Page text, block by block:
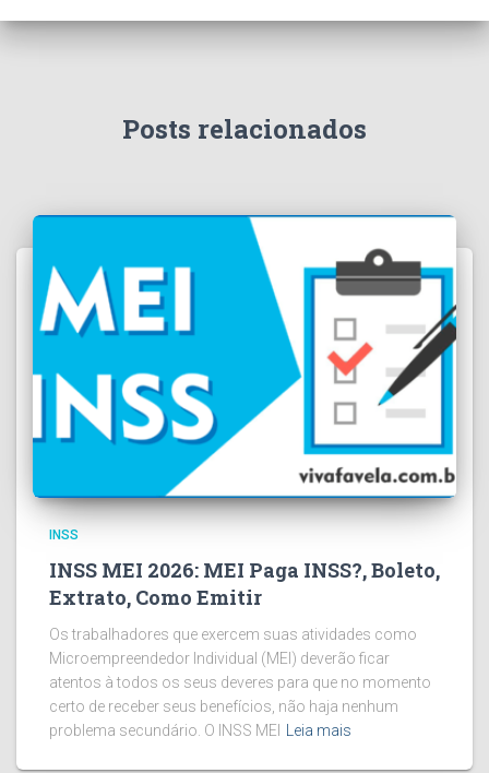
Posts relacionados
INSS
INSS MEI 2026: MEI Paga INSS?, Boleto,
Extrato, Como Emitir
Os trabalhadores que exercem suas atividades como
Microempreendedor Individual (MEI) deverão ficar
atentos à todos os seus deveres para que no momento
certo de receber seus benefícios, não haja nenhum
problema secundário. O INSS MEI
Leia mais